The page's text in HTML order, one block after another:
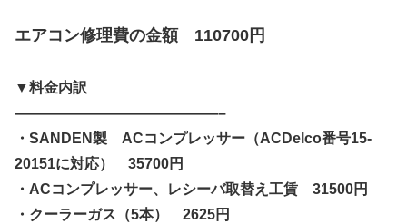
エアコン修理費の金額 110700円
▼料金内訳
——————————————–
・SANDEN製 ACコンプレッサー（ACDelco番号15-
20151に対応） 35700円
・ACコンプレッサー、レシーバ取替え工賃 31500円
・クーラーガス（5本） 2625円